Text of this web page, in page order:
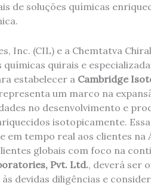
de soluções químicas
Inc. (CIL) e a Chemtatva
quirais e
estabelecer a Cambridge
um marco na
no desenvolvimento e
isotopicamente.
em tempo real aos clientes na
globais com foco na
Pvt. Ltd., deverá ser
devidas diligências e